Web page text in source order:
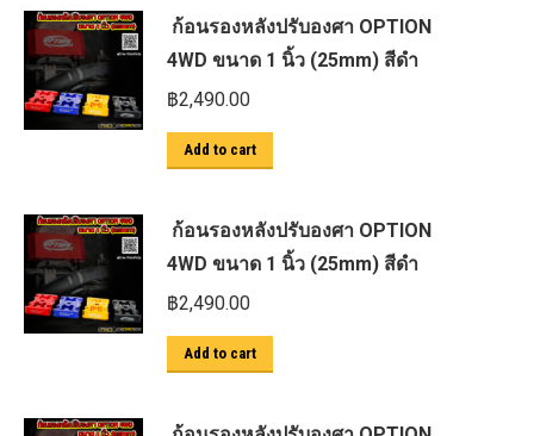
ก้อนรองหลังปรับองศา OPTION
4WD ขนาด 1 นิ้ว (25mm) สีดำ
฿2,490.00
Add to cart
ก้อนรองหลังปรับองศา OPTION
4WD ขนาด 1 นิ้ว (25mm) สีดำ
฿2,490.00
Add to cart